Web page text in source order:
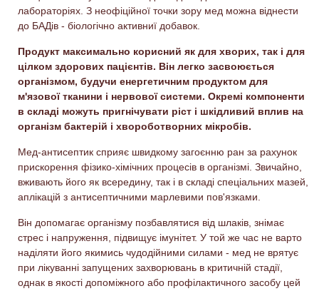
лабораторіях. З неофіційної точки зору мед можна віднести
до БАДів - біологічно активниї добавок.
Продукт максимально корисний як для хворих, так і для
цілком здорових пацієнтів. Він легко засвоюється
організмом, будучи енергетичним продуктом для
м'язової тканини і нервової системи. Окремі компоненти
в складі можуть пригнічувати ріст і шкідливий вплив на
організм бактерій і хвороботворних мікробів.
Мед-антисептик сприяє швидкому загоєнню ран за рахунок
прискорення фізико-хімічних процесів в організмі. Звичайно,
вживають його як всередину, так і в складі спеціальних мазей,
аплікацій з антисептичними марлевими пов'язками.
Він допомагає організму позбавлятися від шлаків, знімає
стрес і напруження, підвищує імунітет. У той же час не варто
наділяти його якимись чудодійними силами - мед не врятує
при лікуванні запущених захворювань в критичній стадії,
однак в якості допоміжного або профілактичного засобу цей